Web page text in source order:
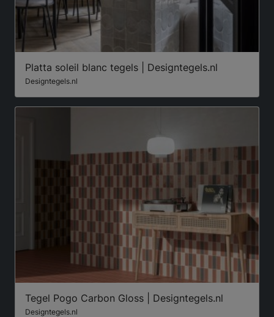
Platta soleil blanc tegels | Designtegels.nl
Designtegels.nl
Tegel Pogo Carbon Gloss | Designtegels.nl
Designtegels.nl